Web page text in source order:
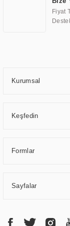
ve karşılamak için
uzmanlık alanları
Fiyat
Kurumsal
Keşfedin
Formlar
Sayfalar